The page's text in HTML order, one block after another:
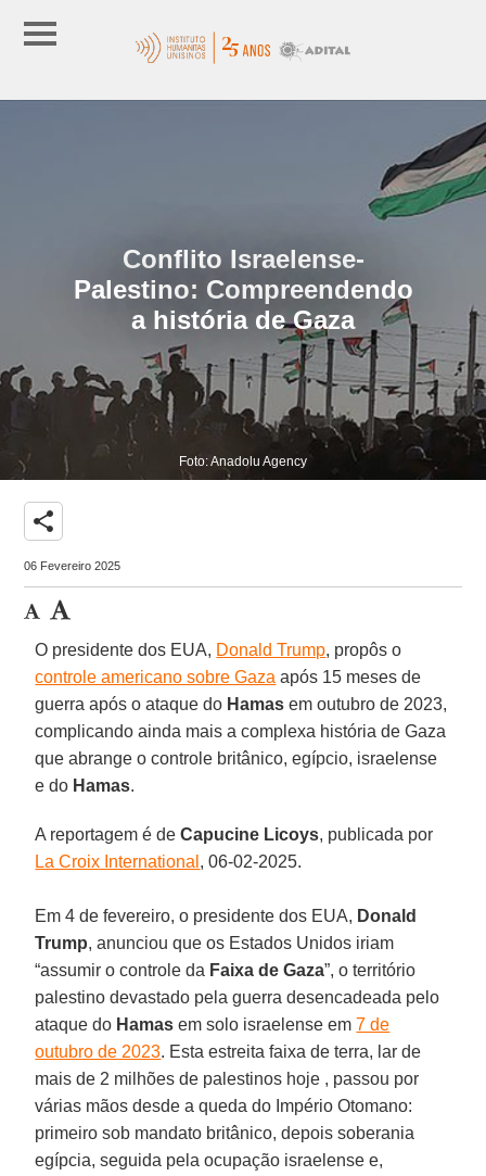
Conflito Israelense-
Palestino: Compreendendo
a história de Gaza
Foto: Anadolu Agency
share
06 Fevereiro 2025
O presidente dos EUA, Donald Trump, propôs o
controle americano sobre Gaza após 15 meses de
guerra após o ataque do Hamas em outubro de 2023,
complicando ainda mais a complexa história de Gaza
que abrange o controle britânico, egípcio, israelense
e do Hamas.
A reportagem é deCapucine Licoys, publicada por
La Croix International , 06-02-2025.
Em 4 de fevereiro, o presidente dos EUA, Donald
Trump, anunciou que os Estados Unidos iriam
“assumir o controle da Faixa de Gaza”, o território
palestino devastado pela guerra desencadeada pelo
ataque do Hamas em solo israelense em7 de
outubro de 2023. Esta estreita faixa de terra, lar de
mais de 2 milhões de palestinos hoje , passou por
várias mãos desde a queda do Império Otomano:
primeiro sob mandato britânico, depois soberania
egípcia, seguida pela ocupação israelense e,